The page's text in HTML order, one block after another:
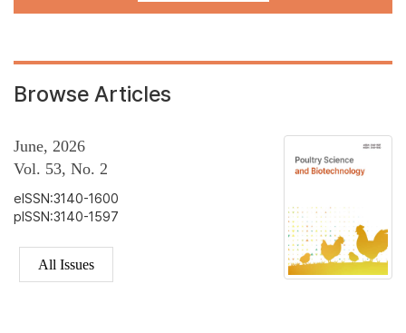
Browse Articles
June, 2026
Vol. 53, No. 2
eISSN:3140-1600
pISSN:3140-1597
All Issues